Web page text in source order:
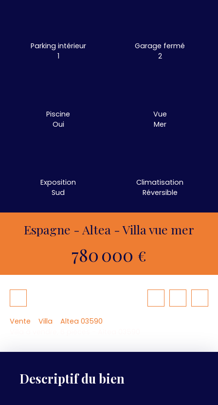
Parking intérieur
1
Garage fermé
2
Piscine
Oui
Vue
Mer
Exposition
Sud
Climatisation
Réversible
Espagne - Altea - Villa vue mer
780 000 €
Vente Villa
Altea 03590
Descriptif du bien